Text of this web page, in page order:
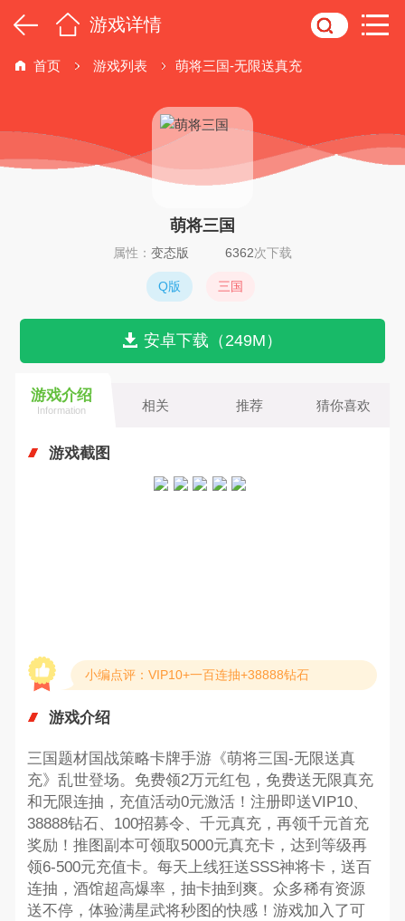
游戏详情
首页 游戏列表 萌将三国-无限送真充
萌将三国
属性： 变态版 6362次下载
Q版 三国
安卓下载（249M）
游戏介绍
Information 相关 推荐 猜你喜欢
游戏截图
小编点评：VIP10+一百连抽+38888钻石
游戏介绍
三国题材国战策略卡牌手游《萌将三国-无限送真
充》乱世登场。免费领2万元红包，免费送无限真充
和无限连抽，充值活动0元激活！注册即送VIP10、
38888钻石、100招募令、千元真充，再领千元首充
奖励！推图副本可领取5000元真充卡，达到等级再
领6-500元充值卡。每天上线狂送SSS神将卡，送百
连抽，酒馆超高爆率，抽卡抽到爽。众多稀有资源
送不停，体验满星武将秒图的快感！游戏加入了可